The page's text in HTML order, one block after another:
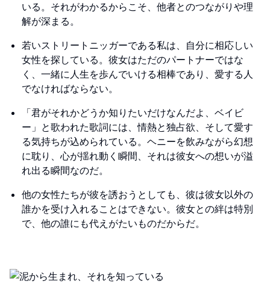
いる。それがわかるからこそ、他者とのつながりや理
解が深まる。
若いストリートニッガーである私は、自分に相応しい
女性を探している。彼女はただのパートナーではな
く、一緒に人生を歩んでいける相棒であり、愛する人
でなければならない。
「君がそれかどうか知りたいだけなんだよ、ベイビ
ー」と歌われた歌詞には、情熱と独占欲、そして愛す
る気持ちが込められている。ヘニーを飲みながら幻想
に耽り、心が揺れ動く瞬間、それは彼女への想いが溢
れ出る瞬間なのだ。
他の女性たちが彼を誘おうとしても、彼は彼女以外の
誰かを受け入れることはできない。彼女との絆は特別
で、他の誰にも代えがたいものだからだ。